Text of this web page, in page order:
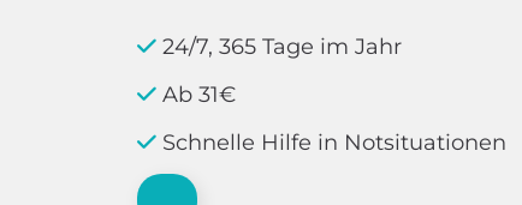
24/7, 365 Tage im Jahr
Ab 31€
Schnelle Hilfe in Notsituationen